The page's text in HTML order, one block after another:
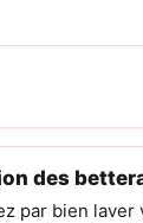
des
par bien laver